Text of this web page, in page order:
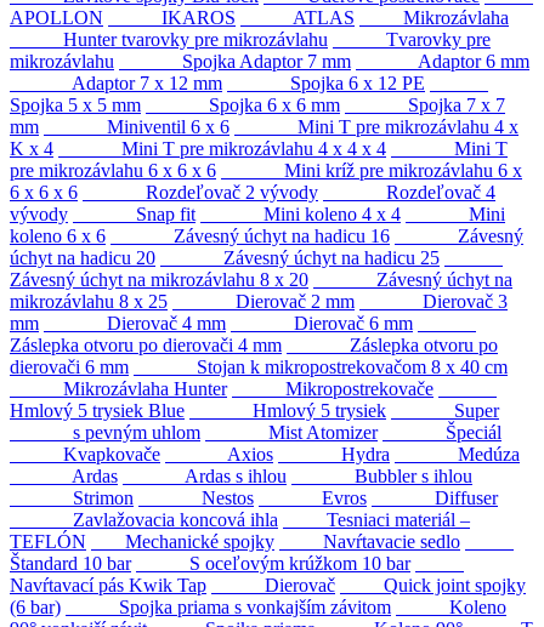
APOLLON
IKAROS ATLAS
Mikrozávlaha
Hunter tvarovky pre mikrozávlahu
Tvarovky pre
mikrozávlahu
Spojka Adaptor 7 mm
Adaptor 6 mm
Adaptor 7 x 12 mm
Spojka 6 x 12 PE
Spojka 5 x 5 mm
Spojka 6 x 6 mm
Spojka 7 x 7
mm
Miniventil 6 x 6
Mini T pre mikrozávlahu 4 x
K x 4
Mini T pre mikrozávlahu 4 x 4 x 4
Mini T
pre mikrozávlahu 6 x 6 x 6
Mini kríž pre mikrozávlahu 6 x
6 x 6 x 6
Rozdeľovač 2 vývody
Rozdeľovač 4
vývody
Snap fit Mini koleno 4 x 4
Mini
koleno 6 x 6
Závesný úchyt na hadicu 16
Závesný
úchyt na hadicu 20
Závesný úchyt na hadicu 25
Závesný úchyt na mikrozávlahu 8 x 20
Závesný úchyt na
mikrozávlahu 8 x 25
Dierovač 2 mm
Dierovač 3
mm
Dierovač 4 mm
Dierovač 6 mm
Záslepka otvoru po dierovači 4 mm
Záslepka otvoru po
dierovači 6 mm
Stojan k mikropostrekovačom 8 x 40 cm
Mikrozávlaha Hunter
Mikropostrekovače
Hmlový 5 trysiek Blue
Hmlový 5 trysiek
Super
s pevným uhlom
Mist Atomizer
Špeciál
Kvapkovače
Axios Hydra
Medúza
Ardas
Ardas s ihlou
Bubbler s ihlou
Strimon
Nestos Evros
Diffuser
Zavlažovacia koncová ihla
Tesniaci materiál –
TEFLÓN
Mechanické spojky
Navŕtavacie sedlo
Štandard 10 bar
S oceľovým krúžkom 10 bar
Navŕtavací pás Kwik Tap
Dierovač
Quick joint spojky
(6 bar)
Spojka priama s vonkajším závitom
Koleno